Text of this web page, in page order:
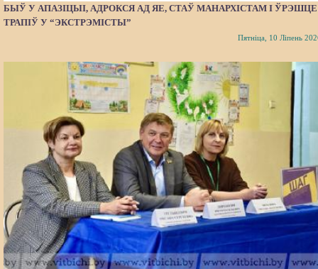
БЫЎ У АПАЗІЦЫІ, АДРОКСЯ АД ЯЕ, СТАЎ МАНАРХІСТАМ І ЎРЭШЦЕ
ТРАПІЎ У “ЭКСТРЭМІСТЫ”
Пятніца, 10 Ліпень